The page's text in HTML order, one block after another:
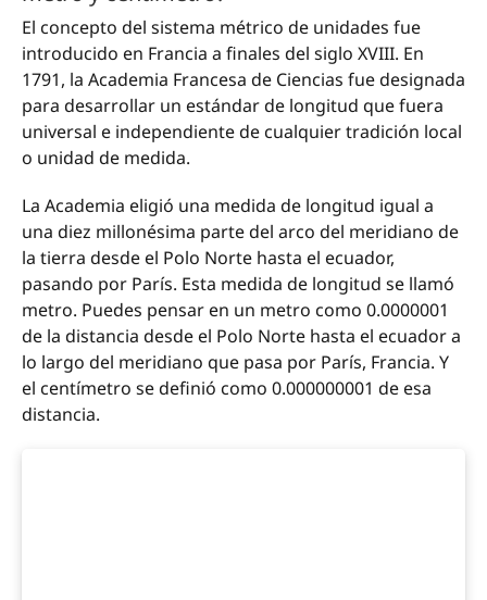
El concepto del sistema métrico de unidades fue
introducido en Francia a finales del siglo XVIII. En
1791, la Academia Francesa de Ciencias fue designada
para desarrollar un estándar de longitud que fuera
universal e independiente de cualquier tradición local
o unidad de medida.
La Academia eligió una medida de longitud igual a
una diez millonésima parte del arco del meridiano de
la tierra desde el Polo Norte hasta el ecuador,
pasando por París. Esta medida de longitud se llamó
metro. Puedes pensar en un metro como 0.0000001
de la distancia desde el Polo Norte hasta el ecuador a
lo largo del meridiano que pasa por París, Francia. Y
el centímetro se definió como 0.000000001 de esa
distancia.